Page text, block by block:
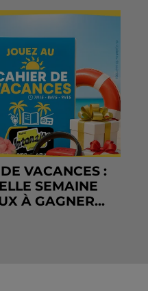
VACANCES :
SEMAINE
À GAGNER...